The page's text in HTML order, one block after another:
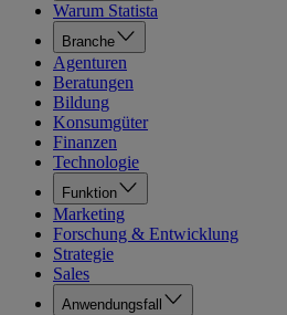
Warum Statista
Branche
Agenturen
Beratungen
Bildung
Konsumgüter
Finanzen
Technologie
Funktion
Marketing
Forschung & Entwicklung
Strategie
Sales
Anwendungsfall